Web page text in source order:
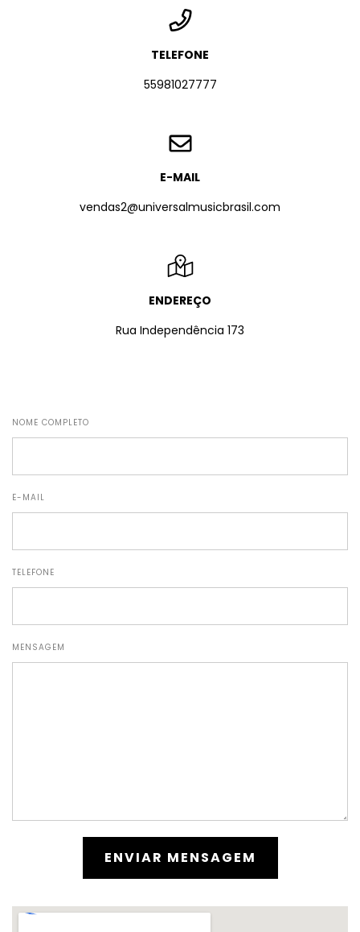
TELEFONE
55981027777
E-MAIL
vendas2@universalmusicbrasil.com
ENDEREÇO
Rua Independência 173
NOME COMPLETO
E-MAIL
TELEFONE
MENSAGEM